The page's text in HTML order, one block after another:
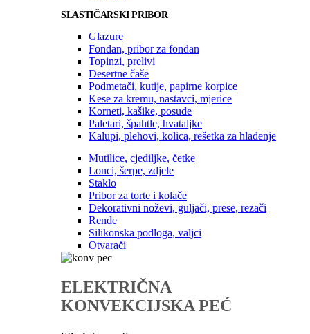
SLASTIČARSKI PRIBOR
Glazure
Fondan, pribor za fondan
Topinzi, prelivi
Desertne čaše
Podmetači, kutije, papirne korpice
Kese za kremu, nastavci, mjerice
Korneti, kašike, posude
Paletari, špahtle, hvataljke
Kalupi, plehovi, kolica, rešetka za hlađenje
Mutilice, cjediljke, četke
Lonci, šerpe, zdjele
Staklo
Pribor za torte i kolače
Dekorativni noževi, guljači, prese, rezači
Rende
Silikonska podloga, valjci
Otvarači
ELEKTRIČNA
KONVEKCIJSKA PEĆ